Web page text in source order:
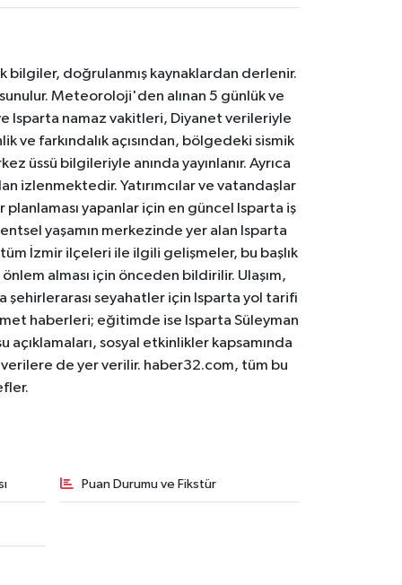
bilgiler, doğrulanmış kaynaklardan derlenir.
Meteoroloji'den alınan 5 günlük ve
Isparta namaz vakitleri, Diyanet verileriyle
ve farkındalık açısından, bölgedeki sismik
üssü bilgileriyle anında yayınlanır. Ayrıca
izlenmektedir. Yatırımcılar ve vatandaşlar
planlaması yapanlar için en güncel Isparta iş
yaşamın merkezinde yer alan Isparta
tüm İzmir ilçeleri ile ilgili gelişmeler, bu başlık
alması için önceden bildirilir. Ulaşım,
şehirlerarası seyahatler için Isparta yol tarifi
haberleri; eğitimde ise Isparta Süleyman
sosyal etkinlikler kapsamında
de yer verilir. haber32.com, tüm bu
Puan Durumu ve Fikstür